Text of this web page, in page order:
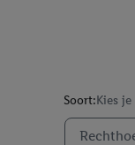
Soort:Kies